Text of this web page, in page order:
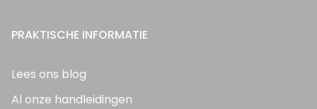
PRAKTISCHE INFORMATIE
Lees ons blog
Al onze handleidingen